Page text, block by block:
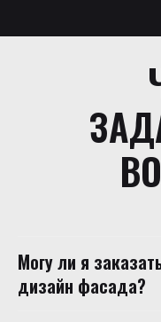
Могу ли я
дизайн фасада?